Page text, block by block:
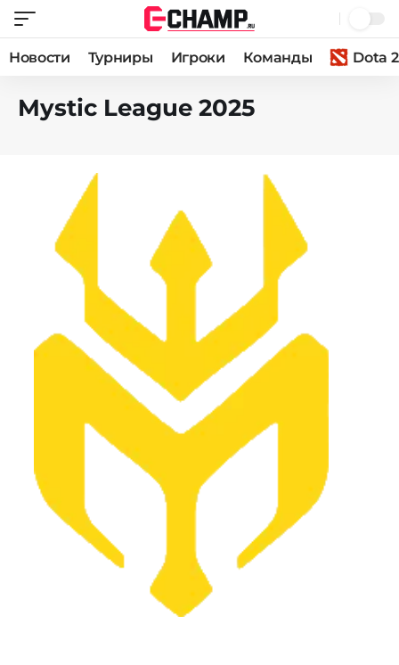
Новости Турниры Игроки Команды Dota 2
Mystic League 2025